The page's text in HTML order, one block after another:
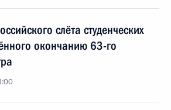
слёта студенческих
окончанию 63-го